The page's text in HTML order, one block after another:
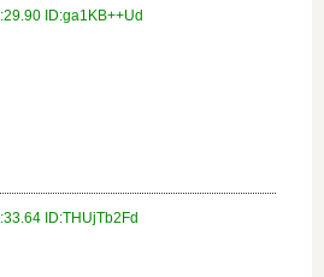
ID:ga1KB++Ud
ID:THUjTb2Fd